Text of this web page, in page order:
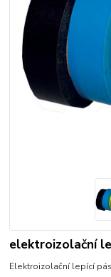
elektroizolační
Elektroizolační lepící